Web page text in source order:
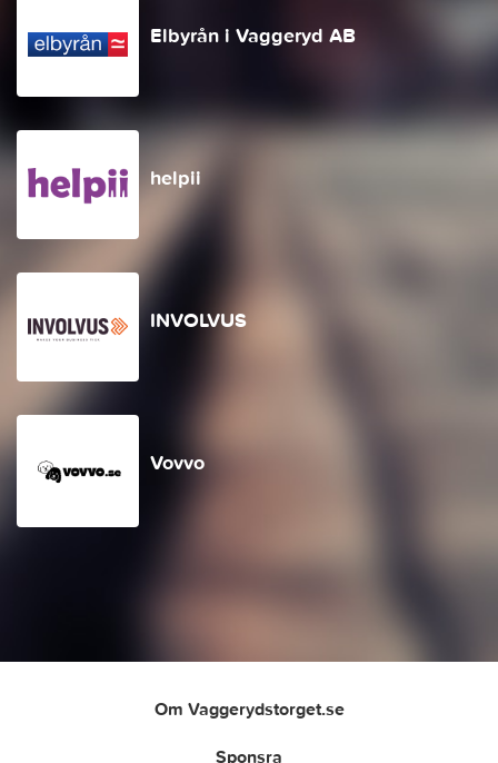
Elbyrån i Vaggeryd AB
helpii
INVOLVUS
Vovvo
Om Vaggerydstorget.se
Sponsra